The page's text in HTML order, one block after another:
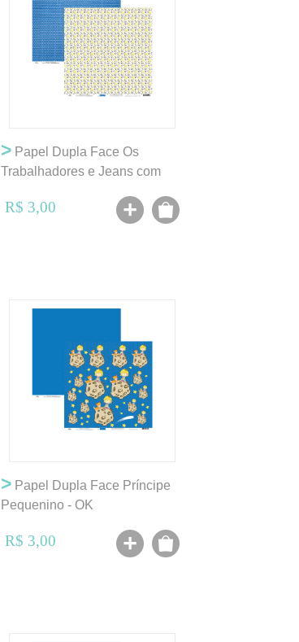
>Papel Dupla Face Os
Trabalhadores e Jeans com
R$ 3,00
>Papel Dupla Face Príncipe
Pequenino - OK
R$ 3,00